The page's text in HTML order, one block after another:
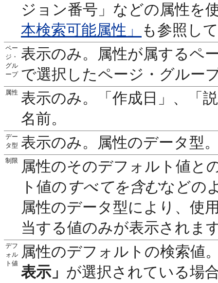
ジョン番号」などの属性を
本検索可能属性」
も参照し
ペー
ジ・
グル
ープ
表示のみ。属性が属するペ
で選択したページ・グルー
属性 表示のみ。「作成日」、「
名前。
デー
タ型 表示のみ。属性のデータ型
制限
属性のそのデフォルト値と
ト値の すべてを含むなどの
属性のデータ型により、使
当する値のみが表示されま
デフ
ォル
ト値
属性のデフォルトの検索値
表示」 が選択されている場